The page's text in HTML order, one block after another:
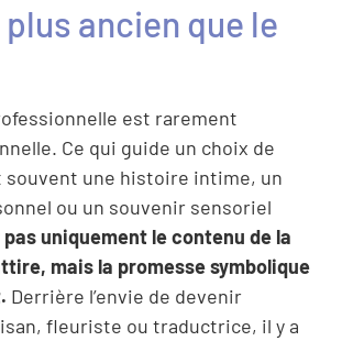
ancien que le
est rarement
Ce qui guide un choix de
souvent une histoire intime, un
ou un souvenir sensoriel
pas uniquement le contenu de la
mais la promesse symbolique
Derrière l’envie de devenir
fleuriste ou traductrice, il y a